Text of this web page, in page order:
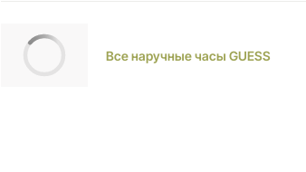
Все наручные часы GUESS